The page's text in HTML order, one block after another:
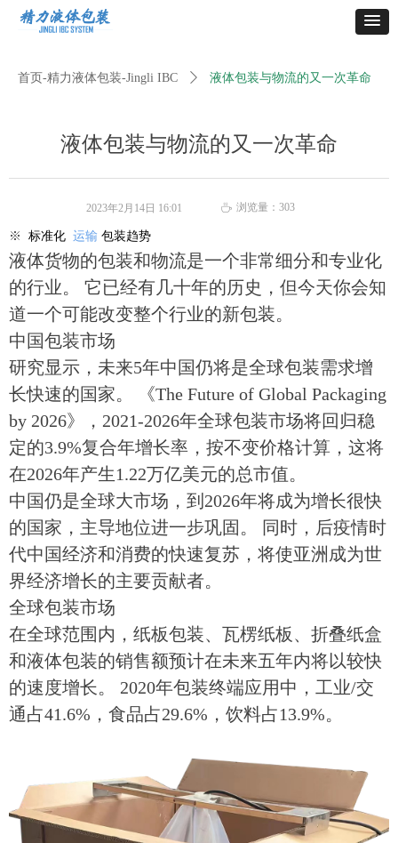
液体包装与物流的又一次革命
※ 标准化 运输 包装趋势
液体货物的包装和物流是一个非常细分和专业化
的行业。 它已经有几十年的历史，但今天你会知
道一个可能改变整个行业的新包装。
中国包装市场
研究显示，未来5年中国仍将是全球包装需求增
长快速的国家。 《The Future of Global Packaging
by 2026》，2021-2026年全球包装市场将回归稳
定的3.9%复合年增长率，按不变价格计算，这将
在2026年产生1.22万亿美元的总市值。
中国仍是全球大市场，到2026年将成为增长很快
的国家，主导地位进一步巩固。 同时，后疫情时
代中国经济和消费的快速复苏，将使亚洲成为世
界经济增长的主要贡献者。
全球包装市场
在全球范围内，纸板包装、瓦楞纸板、折叠纸盒
和液体包装的销售额预计在未来五年内将以较快
的速度增长。 2020年包装终端应用中，工业/交
通占41.6%，食品占29.6%，饮料占13.9%。
2023年2月14日 16:01 ꄘ 浏览量： 303
首页-精力液体包装-Jingli IBC ꄲ 液体包装与物流的又一次革命